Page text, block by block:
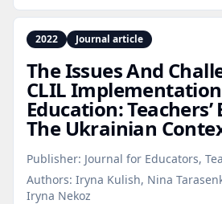
2022 Journal article
The Issues And
CLIL
Education: Teachers’
The Ukrainian
Publisher: Journal for Educators,
Authors: Iryna Kulish, Nina
Iryna Nekoz